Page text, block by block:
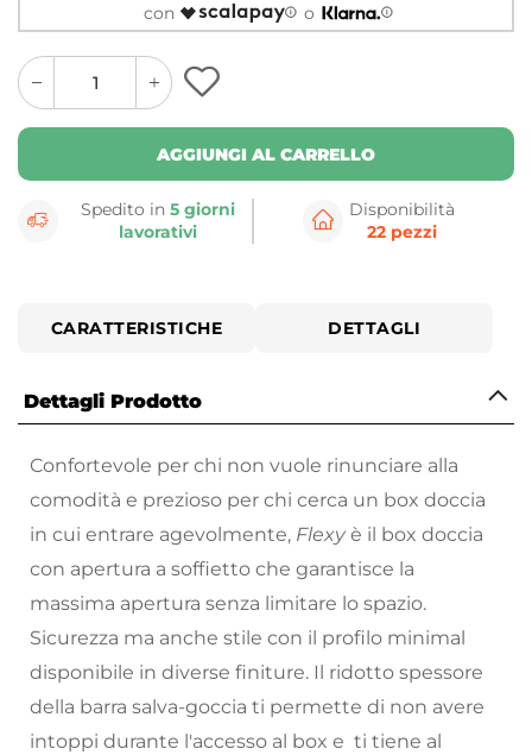
con
o
quantity
button
quantity
minus
button
AGGIUNGI AL CARRELLO
Spedito in5 giorni
lavorativi
Disponibilità
22 pezzi
CARATTERISTICHE DETTAGLI
Dettagli Prodotto
Confortevole per chi non vuole rinunciare alla
comodità e prezioso per chi cerca un box doccia
in cui entrare agevolmente, Flexy è il box doccia
con apertura a soffietto che garantisce la
massima apertura senza limitare lo spazio.
Sicurezza ma anche stile con il profilo minimal
disponibile in diverse finiture. Il ridotto spessore
della barra salva-goccia ti permette di non avere
intoppi durante l'accesso al box e ti tiene al